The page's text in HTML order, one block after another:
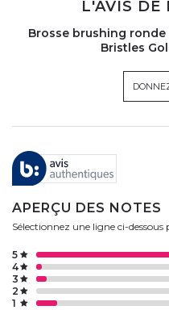
L'AVIS DE
Brosse brushing
Bristles
APERÇU DES NOTES
Sélectionnez une ligne ci-dessous
1
2
3
4
5